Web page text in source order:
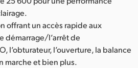
offrant un accès rapide aux
démarrage/l’arrêt de
l’obturateur, l’ouverture, la balance
marche et bien plus.